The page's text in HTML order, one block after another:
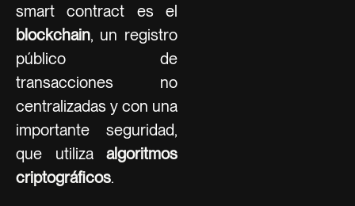
smart contract es el
blockchain, un registro
público de
transacciones no
centralizadas y con una
importante seguridad,
que utiliza algoritmos
criptográficos.